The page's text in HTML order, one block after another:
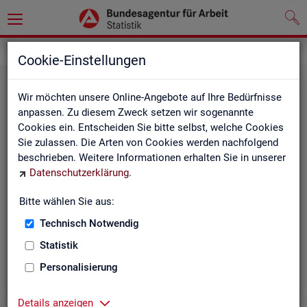
Cookie-Einstellungen
Wir möchten unsere Online-Angebote auf Ihre Bedürfnisse
anpassen. Zu diesem Zweck setzen wir sogenannte
Cookies ein. Entscheiden Sie bitte selbst, welche Cookies
Sie zulassen. Die Arten von Cookies werden nachfolgend
beschrieben. Weitere Informationen erhalten Sie in unserer
Datenschutzerklärung.
Bitte wählen Sie aus:
Technisch Notwendig
Statistik
Personalisierung
Details anzeigen
Re­gio­na­le Glie­de­run­gen
Landkreise) in den Statistiken der BA